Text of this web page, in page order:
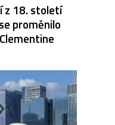
z 18. století
proměnilo